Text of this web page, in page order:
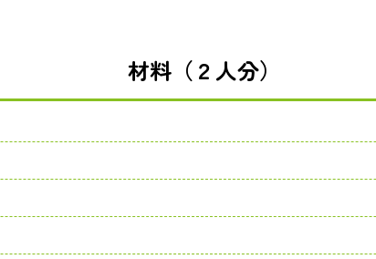
材料（２人分）